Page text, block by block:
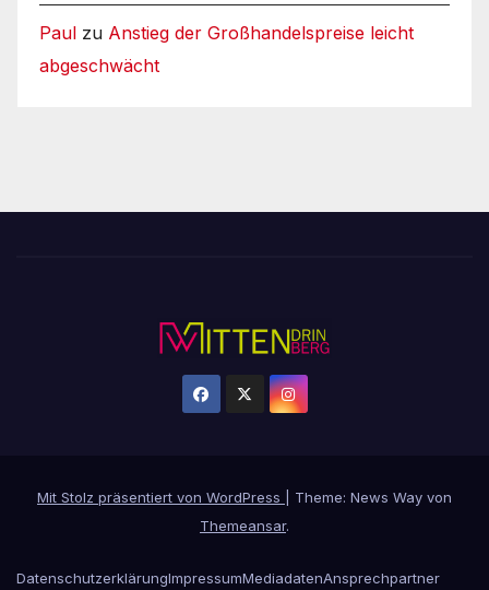
Paul zu Anstieg der Großhandelspreise leicht
abgeschwächt
Mit Stolz präsentiert von WordPress
Theme: News Way von
Themeansar.
DatenschutzerklärungImpressumMediadatenAnsprechpartner